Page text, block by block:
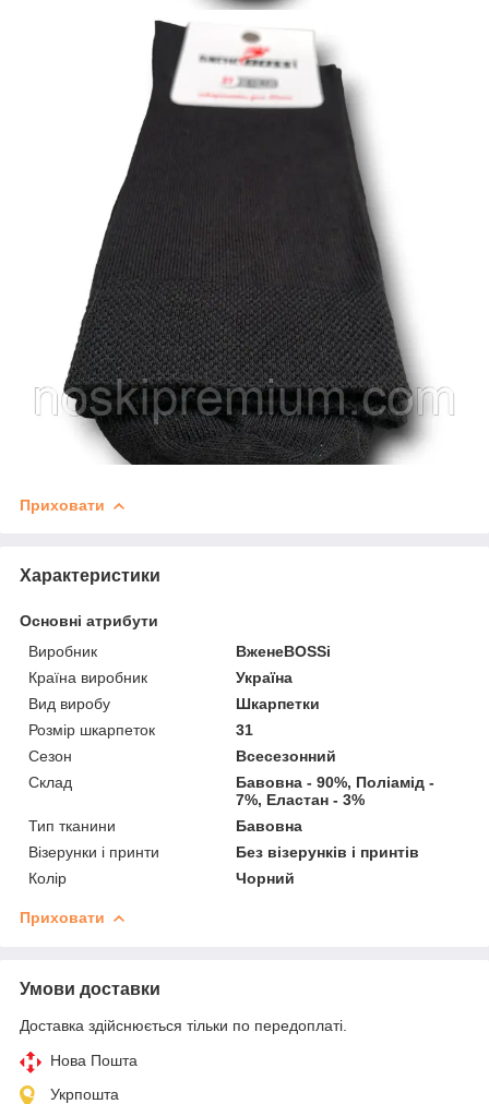
Приховати
Характеристики
Основні атрибути
Виробник
ВженеBOSSі
Країна виробник
Україна
Вид виробу
Шкарпетки
Розмір шкарпеток
31
Сезон
Всесезонний
Склад
Бавовна - 90%, Поліамід -
7%, Еластан - 3%
Тип тканини
Бавовна
Візерунки і принти
Без візерунків і принтів
Колір
Чорний
Приховати
Умови доставки
Доставка здійснюється тільки по передоплаті.
Нова Пошта
Укрпошта